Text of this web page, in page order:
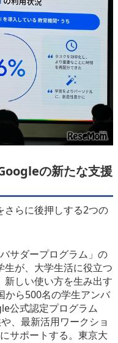
の新たな支援
らに後押しする2つの
サダープログラム」の
が、大学生活に役立つ
しい使い方を生み出す
から500名の学生アンバ
公式認定プログラム
、最新活用ワークショ
サポートする。東京大